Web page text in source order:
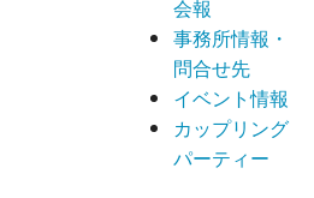
会報
事務所情報・
問合せ先
イベント情報
カップリング
パーティー